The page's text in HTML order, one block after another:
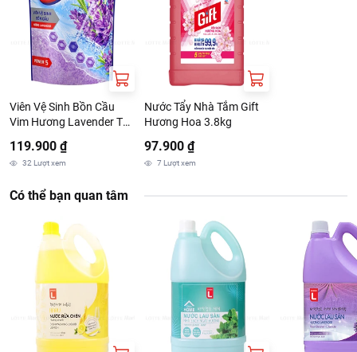
Viên Vệ Sinh Bồn Cầu
Vim Hương Lavender Túi
119.900 ₫
32 Lượt xem
Nước Tẩy Nhà Tắm Gift
Hương Hoa 3.8kg
97.900 ₫
7 Lượt xem
Có thể bạn quan tâm